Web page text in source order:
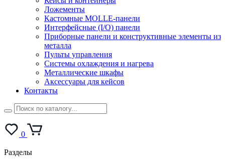
Ложементы
Кастомные MOLLE-панели
Интерфейсные (I/O) панели
Приборные панели и конструктивные элементы из
металла
Пульты управления
Системы охлаждения и нагрева
Металлические шкафы
Аксессуары для кейсов
Контакты
0
Разделы